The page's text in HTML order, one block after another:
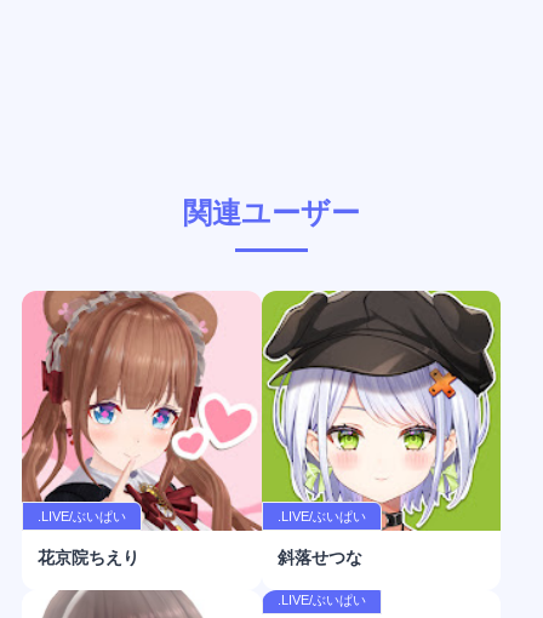
関連ユーザー
.LIVE/ぶいぱい
花京院ちえり
.LIVE/ぶいぱい
斜落せつな
.LIVE/ぶいぱい